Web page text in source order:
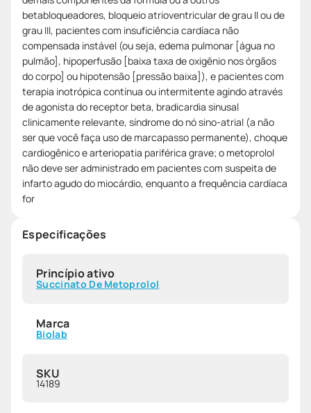
betabloqueadores, bloqueio atrioventricular de grau II ou de
grau III, pacientes com insuficiência cardíaca não
compensada instável (ou seja, edema pulmonar [água no
pulmão], hipoperfusão [baixa taxa de oxigênio nos órgãos
do corpo] ou hipotensão [pressão baixa]), e pacientes com
terapia inotrópica contínua ou intermitente agindo através
de agonista do receptor beta, bradicardia sinusal
clinicamente relevante, síndrome do nó sino-atrial (a não
ser que você faça uso de marcapasso permanente), choque
cardiogênico e arteriopatia pariférica grave; o metoprolol
não deve ser administrado em pacientes com suspeita de
infarto agudo do miocárdio, enquanto a frequência cardíaca
for
Especificações
Princípio ativo
Succinato De Metoprolol
Marca
Biolab
SKU
14189